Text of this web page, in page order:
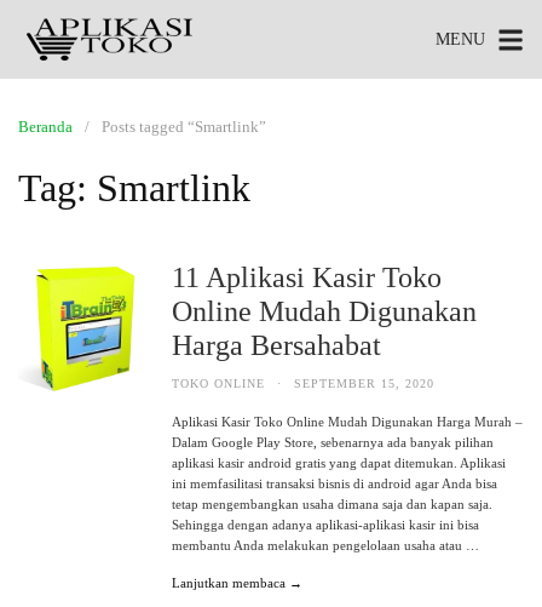
MENU
Beranda Posts tagged “Smartlink”
Tag: Smartlink
11 Aplikasi Kasir Toko
Online Mudah Digunakan
Harga Bersahabat
TOKO ONLINE · SEPTEMBER 15, 2020
Aplikasi Kasir Toko Online Mudah Digunakan Harga Murah –
Dalam Google Play Store, sebenarnya ada banyak pilihan
aplikasi kasir android gratis yang dapat ditemukan. Aplikasi
ini memfasilitasi transaksi bisnis di android agar Anda bisa
tetap mengembangkan usaha dimana saja dan kapan saja.
Sehingga dengan adanya aplikasi-aplikasi kasir ini bisa
membantu Anda melakukan pengelolaan usaha atau …
Lanjutkan membaca →